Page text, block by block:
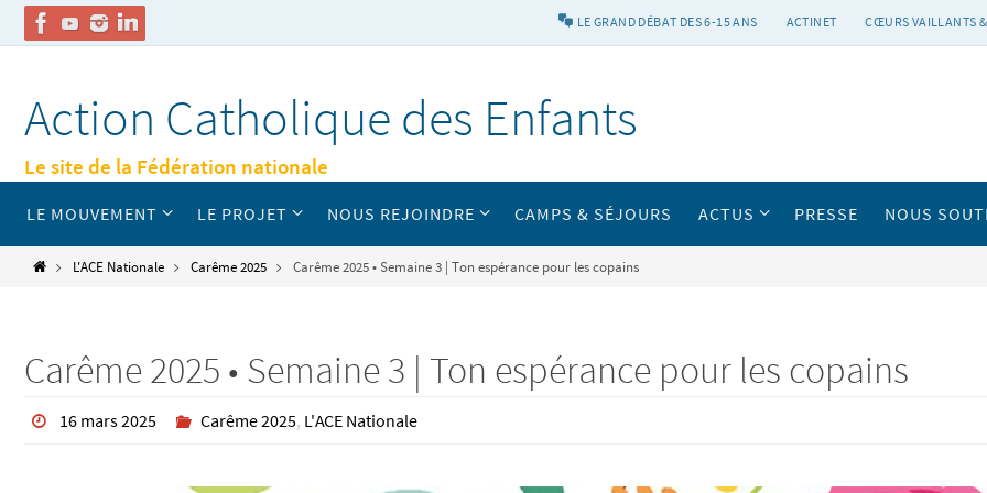
contenu
LE GRAND DÉBAT DES 6-15 ANS ACTINET CŒURS VAILLANTS
Action Catholique des Enfants
Le site de la Fédération nationale
contenu
LE MOUVEMENT LE PROJET NOUS REJOINDRE CAMPS & SÉJOURS ACTUS PRESSE NOUS
HomeL'ACE Nationale Carême 2025 Carême 2025 • Semaine 3 | Ton espérance pour les copains
Carême 2025 • Semaine 3 | Ton espérance pour les copains
16 mars 2025 Carême 2025, L'ACE Nationale